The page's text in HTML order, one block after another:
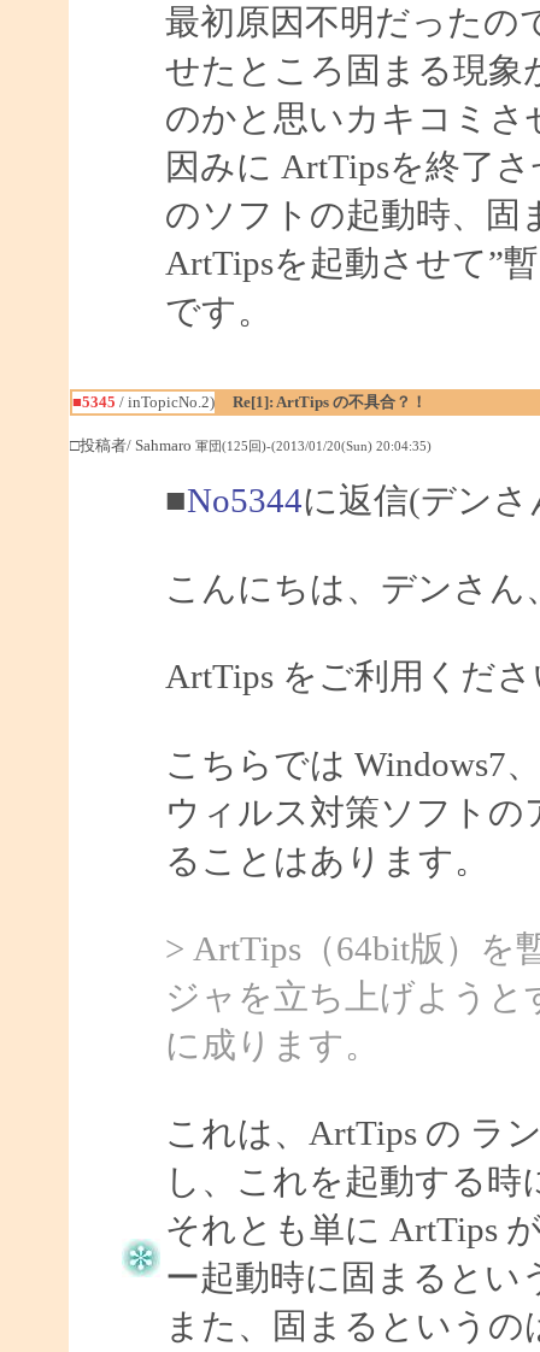
最初原因不明だったの
せたところ固まる現象
のかと思いカキコミさ
因みに ArtTipsを終了
のソフトの起動時、固
ArtTipsを起動させて”
です。
■5345 / inTopicNo.2) Re[1]: ArtTips の不具合？！
□投稿者/ Sahmaro 軍団(125回)-(2013/01/20(Sun) 20:04:35)
■No5344に返信(デンさ
こんにちは、デンさん
ArtTips をご利用くだ
こちらでは Windows7
ウィルス対策ソフト
ることはあります。
> ArtTips（64bit版）
ジャを立ち上げようと
に成ります。
これは、ArtTips の ラ
し、これを起動する
それとも単に ArtTips
ー起動時に固まるとい
また、固まるという